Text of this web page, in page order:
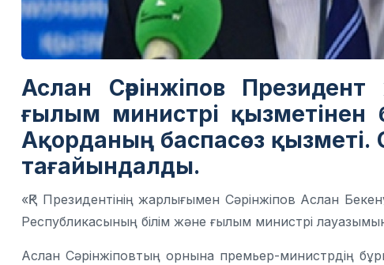
Аслан Сәрінжіпов
ғылым министрі
Ақорданың баспасөз
тағайындалды.
«ҚР Президентінің жарлығымен Сәрінжіпов Аслан
Республикасының білім және ғылым министрі
Аслан Сәрінжіповтың орнына премьер-министрдің